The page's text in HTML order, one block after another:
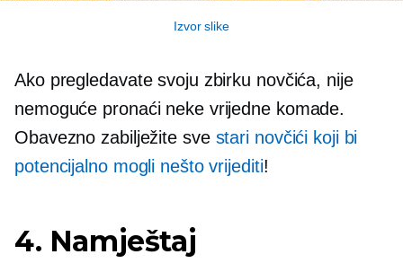
Izvor slike
Ako pregledavate svoju zbirku novčića, nije
nemoguće pronaći neke vrijedne komade.
Obavezno zabilježite sve stari novčići koji bi
potencijalno mogli nešto vrijediti!
4. Namještaj